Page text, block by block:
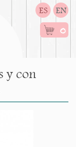
ES EN
0
y con